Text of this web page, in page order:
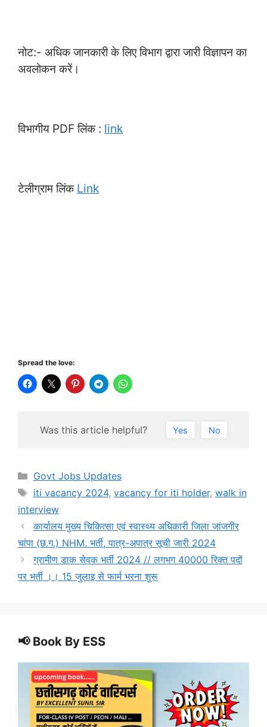
नोट:- अधिक जानकारी के लिए विभाग द्वारा जारी विज्ञापन का
अवलोकन करें।
विभागीय PDF लिंक : link
टेलीग्राम लिंक Link
Spread the love:
Was this article helpful? Yes No
Categories
Govt Jobs Updates
Tags
iti vacancy 2024, vacancy for iti holder, walk in
interview
कार्यालय मुख्य चिकित्सा एवं स्वास्थ्य अधिकारी जिला जांजगीर
चांपा (छ.ग.) NHM. भर्ती, पात्र-अपात्र सूची जारी 2024
ग्रामीण डाक सेवक भर्ती 2024 // लगभग 40000 रिक्त पदों
पर भर्ती ।। 15 जुलाइ से फार्म भरना शुरू
📢 Book By ESS